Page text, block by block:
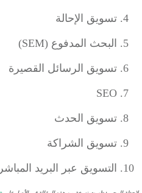
تسويق الإحالة
البحث المدفوع (SEM)
تسويق الرسائل القصيرة
SEO
تسويق الحدث
تسويق الشراكة
التسويق عبر البريد المباشر